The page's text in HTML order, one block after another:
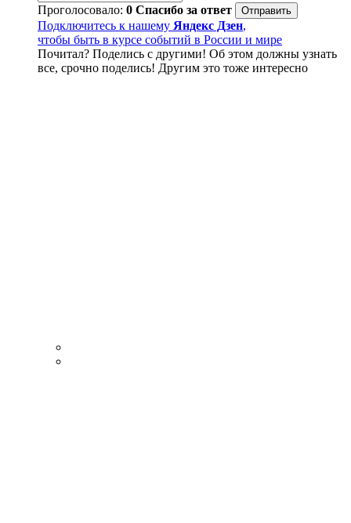
Проголосовало: 0 Спасибо за ответ
Подключитесь к нашему Яндекс Дзен,
чтобы быть в курсе событий в России и мире
Почитал? Поделись с другими! Об этом должны узнать
все, срочно поделись! Другим это тоже интересно